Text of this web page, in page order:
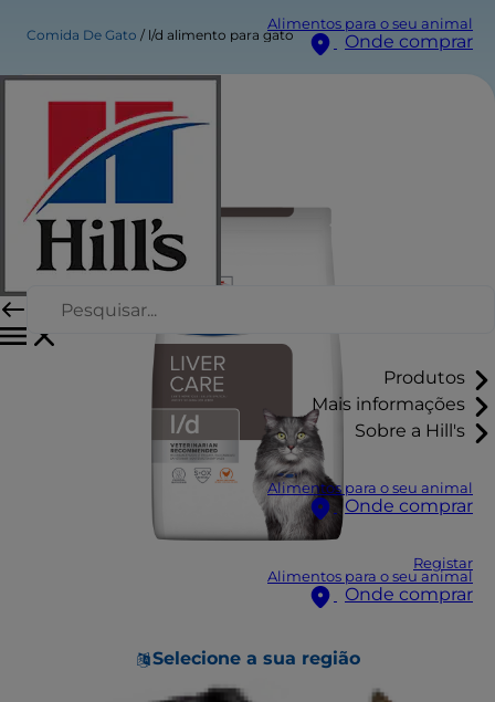
Alimentos para o seu animal
Onde comprar
Produtos
Mais informações
Sobre a Hill's
Alimentos para o seu animal
Onde comprar
Registar
Alimentos para o seu animal
Onde comprar
Selecione a sua região
Comida De Gato l/d alimento para gato